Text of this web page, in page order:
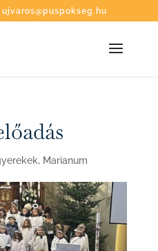
ujvaros@puspokseg.hu
, Marianum